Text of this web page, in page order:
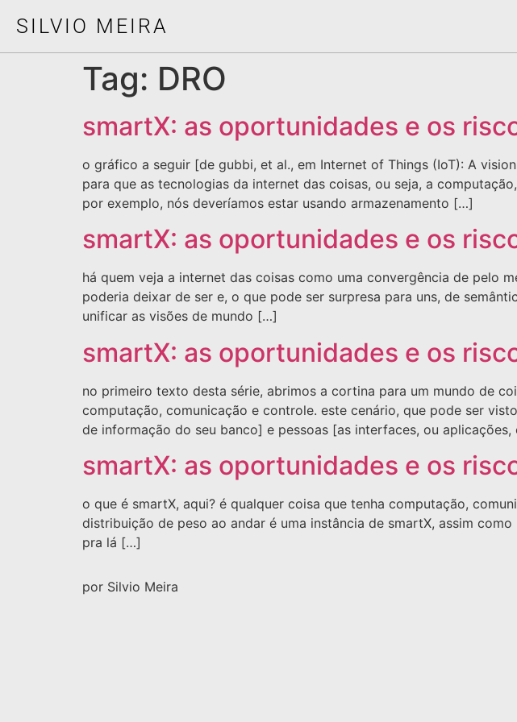
SILVIO MEIRA
Tag: DRO
smartX: as oportunidades e os
o gráfico a seguir [de gubbi, et al., em Internet of Things (IoT): A
para que as tecnologias da internet das coisas, ou seja, a
por exemplo, nós deveríamos estar usando armazenamento […]
smartX: as oportunidades e os
há quem veja a internet das coisas como uma convergência de pelo
poderia deixar de ser e, o que pode ser surpresa para uns, de
unificar as visões de mundo […]
smartX: as oportunidades e os
no primeiro texto desta série, abrimos a cortina para um mundo de
computação, comunicação e controle. este cenário, que pode ser
de informação do seu banco] e pessoas [as interfaces, ou
smartX: as oportunidades e os
o que é smartX, aqui? é qualquer coisa que tenha computação,
distribuição de peso ao andar é uma instância de smartX, assim
pra lá […]
por Silvio Meira